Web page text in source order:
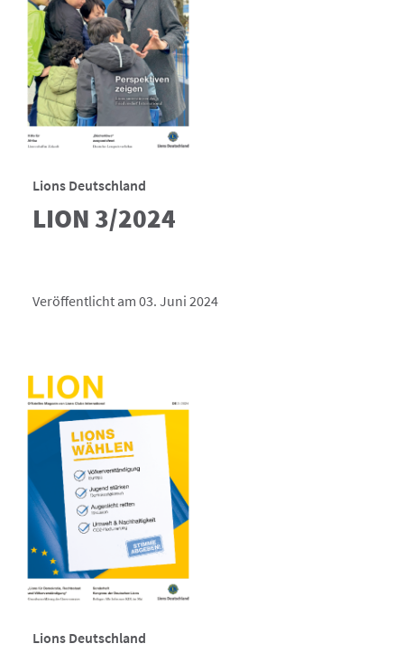
Lions Deutschland
LION 3/2024
Veröffentlicht am 03. Juni 2024
Lions Deutschland